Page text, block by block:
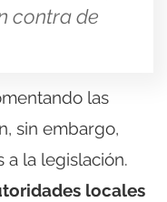
contra de
las
sin embargo,
a la legislación.
locales